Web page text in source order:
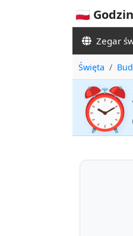
🇵🇱
Zegar
Święta
⏰